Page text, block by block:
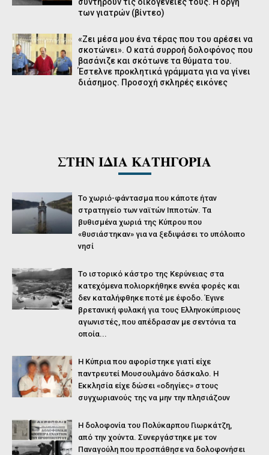
των γιατρών (βίντεο)
«Ζει μέσα μου ένα τέρας που του αρέσει να
σκοτώνει». Ο κατά συρροή δολοφόνος που
βασάνιζε και σκότωνε τα θύματα του.
Έστελνε προκλητικά γράμματα για να γίνει
διάσημος. Προσοχή σκληρές εικόνες
ΣΤΗΝ ΙΔΙΑ ΚΑΤΗΓΟΡΙΑ
Το χωριό-φάντασμα που κάποτε ήταν
στρατηγείο των ναϊτών Ιπποτών. Τα
βυθισμένα χωριά της Κύπρου που
«θυσιάστηκαν» για να ξεδιψάσει το υπόλοιπο
νησί
Το ιστορικό κάστρο της Κερύνειας στα
κατεχόμενα πολιορκήθηκε εννέα φορές και
δεν καταλήφθηκε ποτέ με έφοδο. Έγινε
βρετανική φυλακή για τους Ελληνοκύπριους
αγωνιστές, που απέδρασαν με σεντόνια τα
οποία...
Η Κύπρια που αφορίστηκε γιατί είχε
παντρευτεί Μουσουλμάνο δάσκαλο. Η
Εκκλησία είχε δώσει «οδηγίες» στους
συγχωριανούς της να μην την πλησιάζουν
Η δολοφονία του Πολύκαρπου Γιωρκάτζη,
από την χούντα. Συνεργάστηκε με τον
Παναγούλη που προσπάθησε να δολοφονήσει